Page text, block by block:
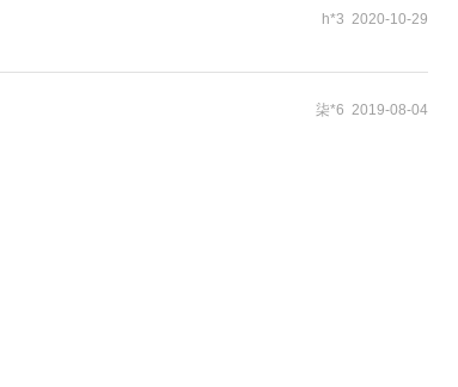
h*3 2020-10-29
柒*6 2019-08-04